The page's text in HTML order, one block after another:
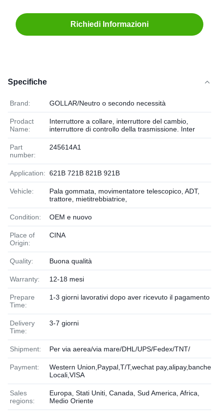
Richiedi Informazioni
Specifiche
Brand: GOLLAR/Neutro o secondo necessità
Prodact
Name:
Interruttore a collare, interruttore del cambio,
interruttore di controllo della trasmissione. Inter
Part
number:
245614A1
Application: 621B 721B 821B 921B
Vehicle:
Pala gommata, movimentatore telescopico, ADT,
trattore, mietitrebbiatrice,
Condition: OEM e nuovo
Place of
Origin:
CINA
Quality: Buona qualità
Warranty: 12-18 mesi
Prepare
Time:
1-3 giorni lavorativi dopo aver ricevuto il pagamento
Delivery
Time:
3-7 giorni
Shipment: Per via aerea/via mare/DHL/UPS/Fedex/TNT/
Payment:
Western Union,Paypal,T/T,wechat pay,alipay,banche
Locali,VISA
Sales
regions:
Europa, Stati Uniti, Canada, Sud America, Africa,
Medio Oriente